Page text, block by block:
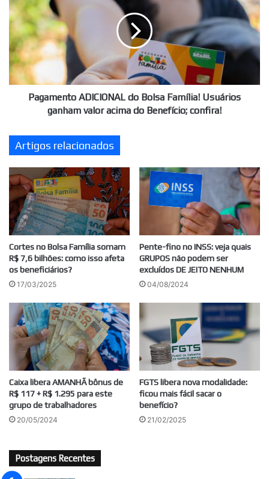
1518,00
!
do
Bolsa
Família!
Usuários
ganham
valor
acima
Pagamento ADICIONAL do Bolsa Família! Usuários
ganham valor acima do Benefício; confira!
Artigos relacionados
Cortes no Bolsa Família somam
R$ 7,6 bilhões: como isso afeta
os beneficiários?
17/03/2025
Pente-fino no INSS: veja quais
GRUPOS não podem ser
excluídos DE JEITO NENHUM
04/08/2024
Caixa libera AMANHÃ bônus de
R$ 117 + R$ 1.295 para este
grupo de trabalhadores
20/05/2024
FGTS libera nova modalidade:
ficou mais fácil sacar o
benefício?
21/02/2025
Postagens Recentes